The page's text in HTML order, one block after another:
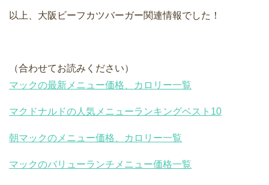
以上、大阪ビーフカツバーガー関連情報でした！
（合わせてお読みください）
マックの最新メニュー価格、カロリー一覧
マクドナルドの人気メニューランキングベスト10
朝マックのメニュー価格、カロリー一覧
マックのバリューランチメニュー価格一覧